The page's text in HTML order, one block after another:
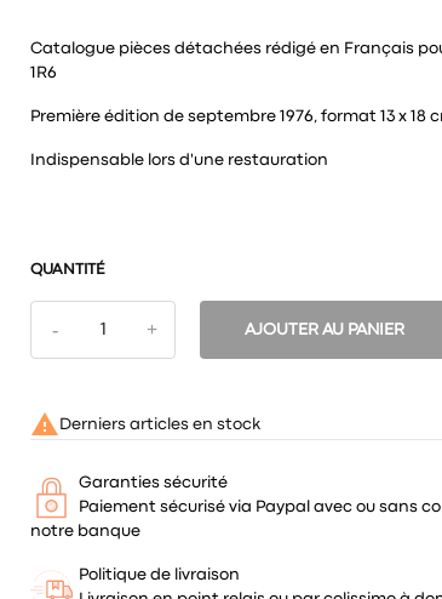
Catalogue pièces détachées rédigé en Français
1R6
Première édition de septembre 1976, format 13 x 18
Indispensable lors d'une restauration
QUANTITÉ
AJOUTER AU PANIER
 Derniers articles en stock
Garanties sécurité
Paiement sécurisé via Paypal avec ou sans
notre banque
Politique de livraison